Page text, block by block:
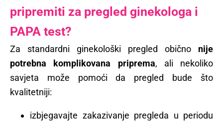
pripremiti za pregled ginekologa i
PAPA test?
Za standardni ginekološki pregled obično nije
potrebna komplikovana priprema, ali nekoliko
savjeta može pomoći da pregled bude što
kvalitetniji:
izbjegavajte zakazivanje pregleda u periodu